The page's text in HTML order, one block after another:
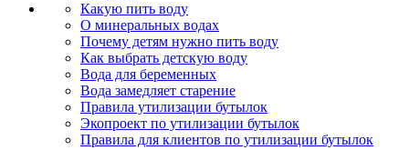
Какую пить воду
О минеральных водах
Почему детям нужно пить воду
Как выбрать детскую воду
Вода для беременных
Вода замедляет старение
Правила утилизации бутылок
Экопроект по утилизации бутылок
Правила для клиентов по утилизации бутылок